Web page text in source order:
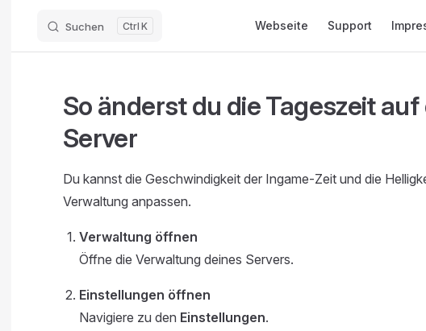
Suchen K Webseite Support
So änderst du die Tageszeit
Server
Du kannst die Geschwindigkeit der Ingame-Zeit und die
Verwaltung anpassen.
Verwaltung öffnen
Öffne die Verwaltung deines Servers.
Einstellungen öffnen
Navigiere zu den Einstellungen.